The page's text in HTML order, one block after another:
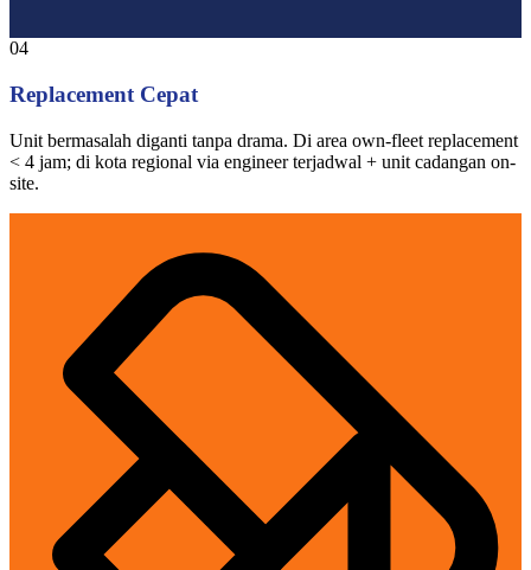
04
Replacement Cepat
Unit bermasalah diganti tanpa drama. Di area own-fleet replacement
< 4 jam; di kota regional via engineer terjadwal + unit cadangan on-
site.